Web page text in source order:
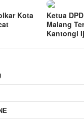
Kota
Ketua
Malang
Kantongi